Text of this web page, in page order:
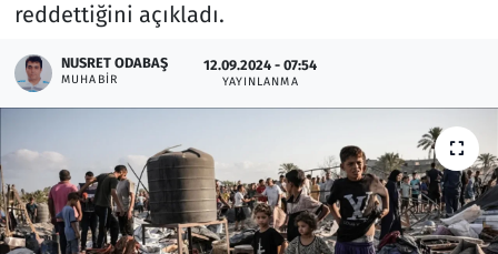
reddettiğini açıkladı.
NUSRET ODABAŞ
MUHABIR
12.09.2024 - 07:54
YAYINLANMA
Oyun
Ramazan